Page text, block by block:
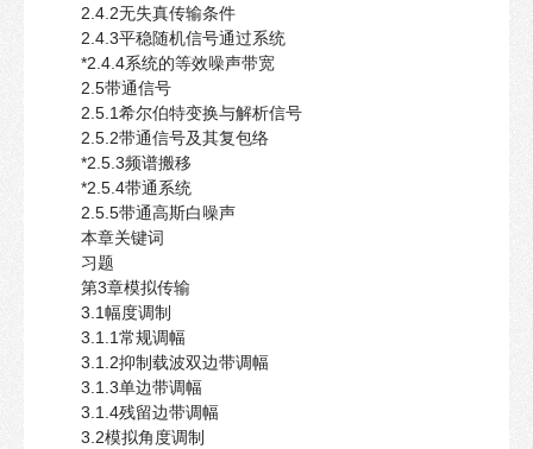
2.4.2无失真传输条件
2.4.3平稳随机信号通过系统
*2.4.4系统的等效噪声带宽
2.5带通信号
2.5.1希尔伯特变换与解析信号
2.5.2带通信号及其复包络
*2.5.3频谱搬移
*2.5.4带通系统
2.5.5带通高斯白噪声
本章关键词
习题
第3章模拟传输
3.1幅度调制
3.1.1常规调幅
3.1.2抑制载波双边带调幅
3.1.3单边带调幅
3.1.4残留边带调幅
3.2模拟角度调制